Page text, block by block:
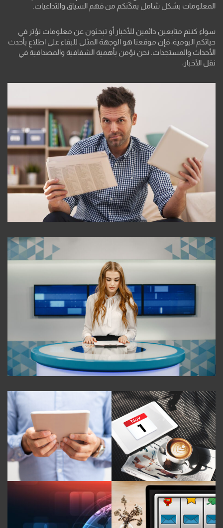
المعلومات بشكل شامل يمكّنكم من فهم السياق والتداعيات.
سواء كنتم متابعين دائمين للأخبار أو تبحثون عن معلومات تؤثر في
حياتكم اليومية، فإن موقعنا هو الوجهة المثلى للبقاء على اطلاع بأحدث
الأحداث والمستجدات. نحن نؤمن بأهمية الشفافية والمصداقية في
نقل الأخبار،